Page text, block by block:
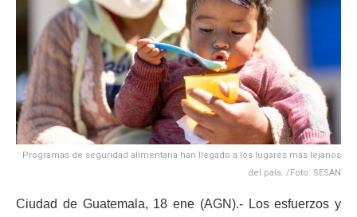
Programas de seguridad alimentaria han llegado a los lugares más lejanos
del país. /Foto: SESAN
Ciudad de Guatemala, 18 ene (AGN).- Los esfuerzos y